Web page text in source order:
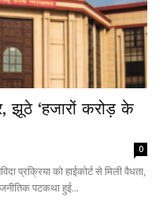
झूठे ‘हजारों करोड़ के
0
प्रक्रिया को हाईकोर्ट से मिली वैधता,
पटकथा हुई...